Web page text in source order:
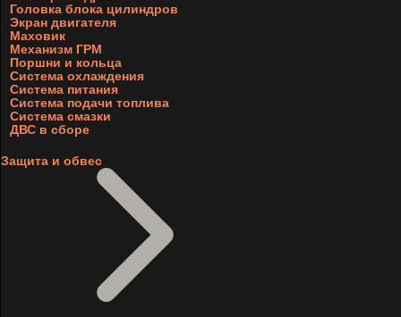
Головка блока цилиндров
Экран двигателя
Маховик
Механизм ГРМ
Поршни и кольца
Система охлаждения
Система питания
Система подачи топлива
Система смазки
ДВС в сборе
Защита и обвес